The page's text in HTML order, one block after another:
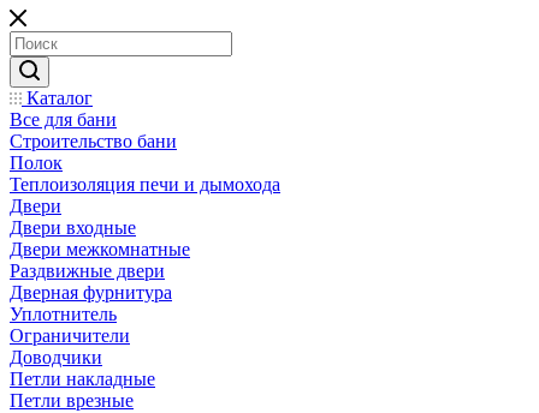
Каталог
Все для бани
Строительство бани
Полок
Теплоизоляция печи и дымохода
Двери
Двери входные
Двери межкомнатные
Раздвижные двери
Дверная фурнитура
Уплотнитель
Ограничители
Доводчики
Петли накладные
Петли врезные